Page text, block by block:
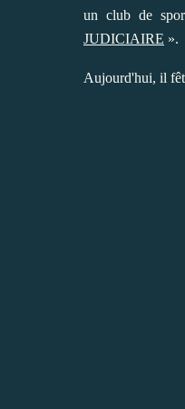
un club de
JUDICIAIRE ».
Aujourd'hui, il